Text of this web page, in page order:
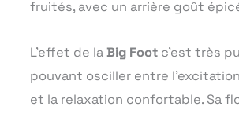
fruités, avec un arrière goût
L’effet de laBig Foot c’est très
pouvant osciller entre
et la relaxation confortable. Sa